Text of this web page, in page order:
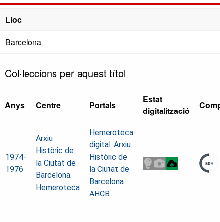
Lloc
Barcelona
Col·leccions per aquest títol
Anys Centre Portals
Estat
digitalització
1974-
1976
Arxiu
Històric de
la Ciutat de
Barcelona.
Hemeroteca
Hemeroteca
digital. Arxiu
Històric de
la Ciutat de
Barcelona
AHCB